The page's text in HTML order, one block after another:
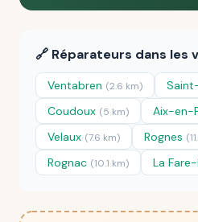
🔗 Réparateurs dans les
Ventabren (2.6 km)
Coudoux (5 km) Aix-en-
Velaux (7.6 km) Rognes
Rognac (10.1 km) La